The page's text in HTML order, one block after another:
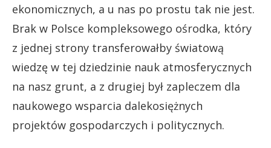
ekonomicznych, a u nas po prostu tak nie jest.
Brak w Polsce kompleksowego ośrodka, który
z jednej strony transferowałby światową
wiedzę w tej dziedzinie nauk atmosferycznych
na nasz grunt, a z drugiej był zapleczem dla
naukowego wsparcia dalekosiężnych
projektów gospodarczych i politycznych.